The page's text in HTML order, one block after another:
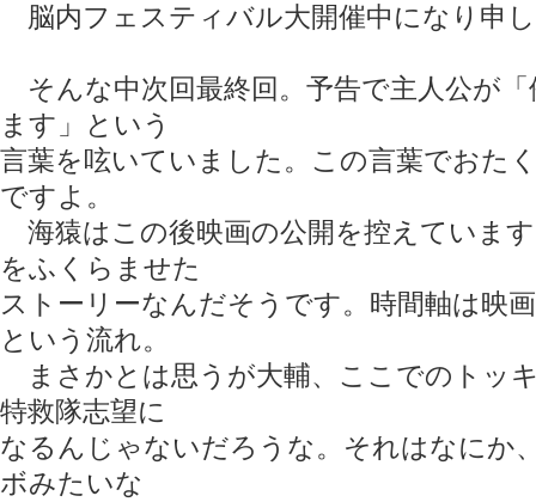
脳内フェスティバル大開催中になり申
そんな中次回最終回。予告で主人公が
ます」という
言葉を呟いていました。この言葉でおた
ですよ。
海猿はこの後映画の公開を控えていま
をふくらませた
ストーリーなんだそうです。時間軸は
という流れ。
まさかとは思うが大輔、ここでのトッ
特救隊志望に
なるんじゃないだろうな。それはなにか
ボみたいな